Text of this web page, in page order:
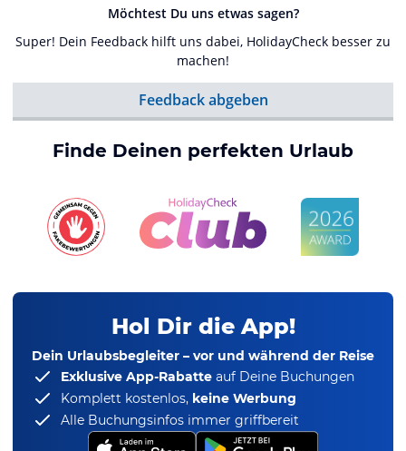
Möchtest Du uns etwas sagen?
Super! Dein Feedback hilft uns dabei, HolidayCheck besser zu
machen!
Feedback abgeben
Finde Deinen perfekten Urlaub
Hol Dir die App!
Dein Urlaubsbegleiter – vor und während der Reise
Exklusive App-Rabatte auf Deine Buchungen
Komplett kostenlos, keine Werbung
Alle Buchungsinfos immer griffbereit